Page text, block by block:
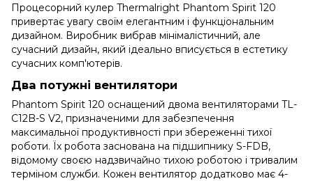
Процесорний кулер Thermalright Phantom Spirit 120
привертає увагу своїм елегантним і функціональним
дизайном. Виробник вибрав мінімалістичний, але
сучасний дизайн, який ідеально вписується в естетику
сучасних комп'ютерів.
Два потужні вентилятори
Phantom Spirit 120 оснащений двома вентиляторами TL-
C12B-S V2, призначеними для забезпечення
максимальної продуктивності при збереженні тихої
роботи. Їх робота заснована на підшипнику S-FDB,
відомому своєю надзвичайно тихою роботою і тривалим
терміном служби. Кожен вентилятор додатково має 4-